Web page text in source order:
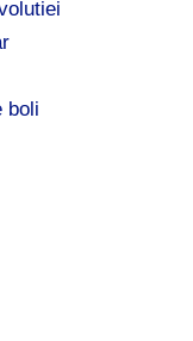
boli